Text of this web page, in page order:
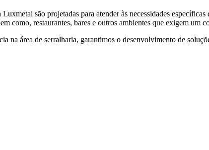
Luxmetal são projetadas para atender às necessidades
como, restaurantes, bares e outros ambientes que exigem um
na área de serralharia, garantimos o desenvolvimento de